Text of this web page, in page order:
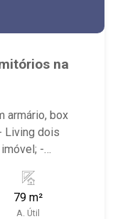
na
armário, box
Living dois
-
próximo à
da Lari
79 m²
A. Útil